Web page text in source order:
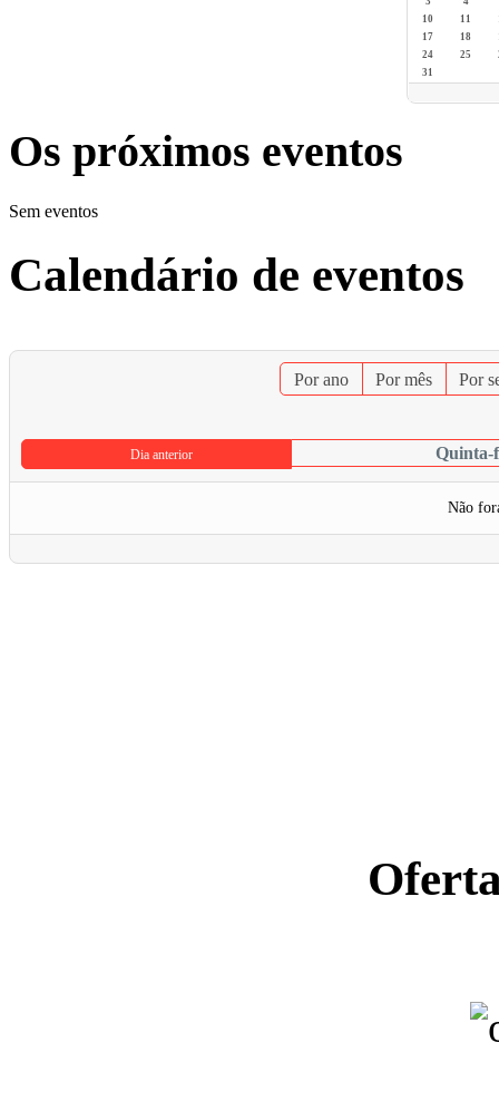
10
11
17
18
24
25
31
Os próximos eventos
Sem eventos
Calendário de eventos
Por ano Por mês Por
Dia anterior Quinta-
Não